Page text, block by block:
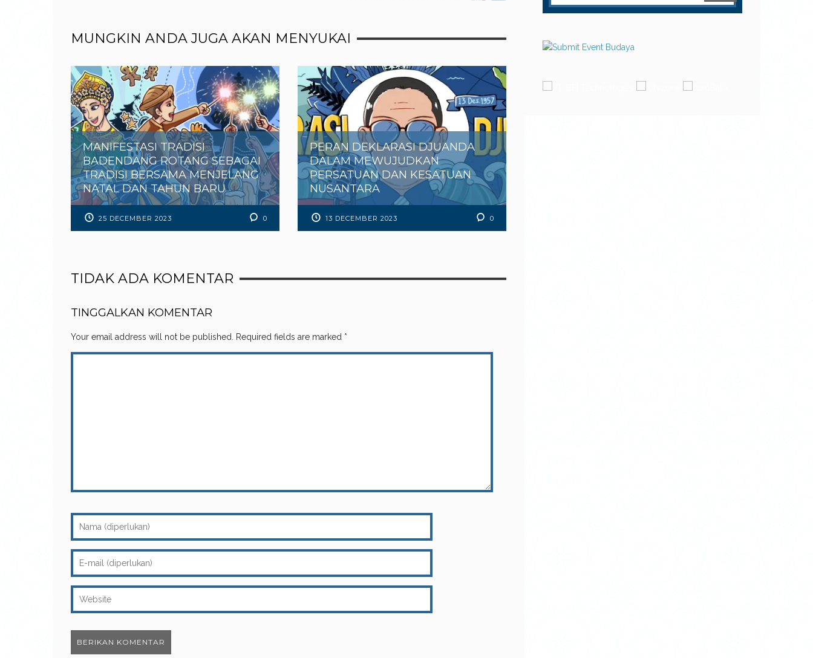
MUNGKIN ANDA JUGA AKAN MENYUKAI
MANIFESTASI TRADISI
BADENDANG ROTANG SEBAGAI
TRADISI BERSAMA MENJELANG
NATAL DAN TAHUN BARU
25 DECEMBER 2023 0
PERAN DEKLARASI DJUANDA
DALAM MEWUJUDKAN
PERSATUAN DAN KESATUAN
NUSANTARA
13 DECEMBER 2023 0
TIDAK ADA KOMENTAR
TINGGALKAN KOMENTAR
Your email address will not be published. Required fields are marked *